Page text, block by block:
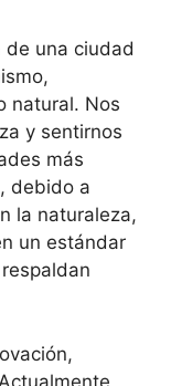
de una ciudad
natural. Nos
y sentirnos
más
debido a
la naturaleza,
un estándar